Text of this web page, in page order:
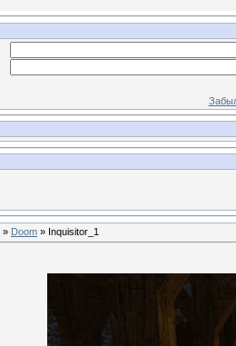
» Doom » Inquisitor_1